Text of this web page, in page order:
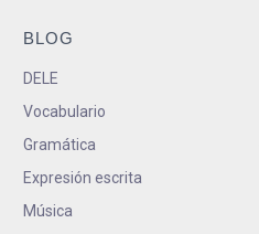
BLOG
DELE
Vocabulario
Gramática
Expresión escrita
Música